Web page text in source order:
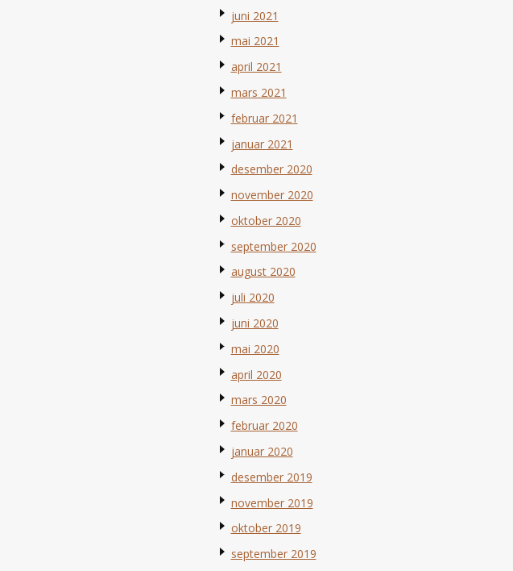
juni 2021
mai 2021
april 2021
mars 2021
februar 2021
januar 2021
desember 2020
november 2020
oktober 2020
september 2020
august 2020
juli 2020
juni 2020
mai 2020
april 2020
mars 2020
februar 2020
januar 2020
desember 2019
november 2019
oktober 2019
september 2019